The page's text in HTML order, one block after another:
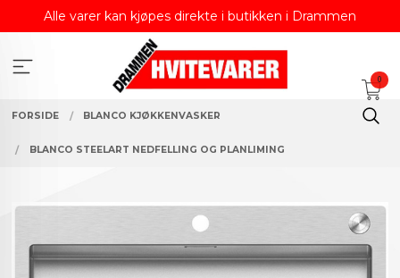
Alle varer kan kjøpes direkte i butikken i Drammen
0
FORSIDE BLANCO KJØKKENVASKER
BLANCO STEELART NEDFELLING OG PLANLIMING